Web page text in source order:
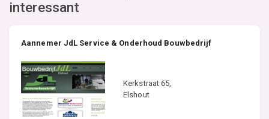
interessant
Aannemer JdL Service & Onderhoud Bouwbedrijf
Kerkstraat 65,
Elshout